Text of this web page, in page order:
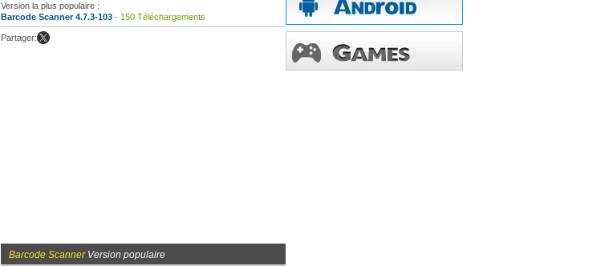
Version la plus populaire :
Barcode Scanner 4.7.3-103 - 150 Téléchargements
Partager:
Barcode ScannerVersion populaire